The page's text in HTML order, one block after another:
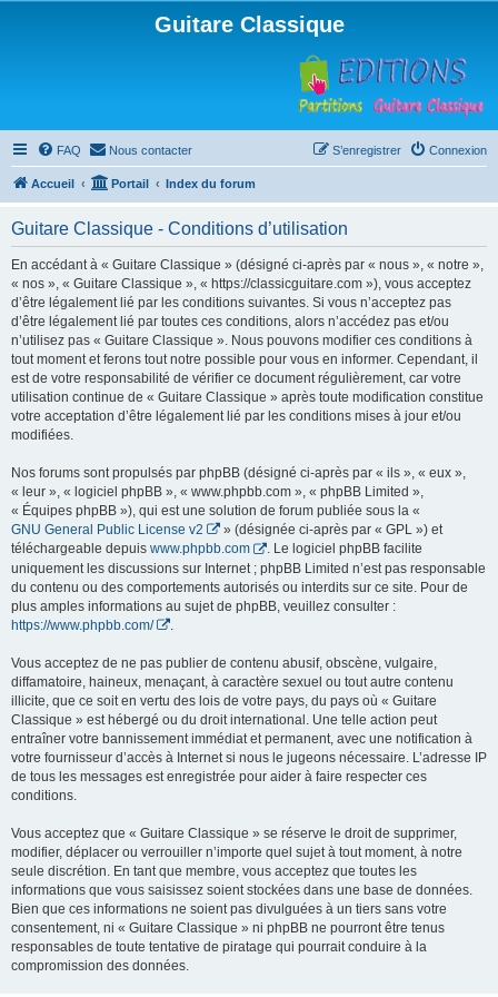
Guitare Classique
FAQ Nous contacter Connexion
S’enregistrer
Accueil Portail Index du forum
Guitare Classique - Conditions d’utilisation
En accédant à « Guitare Classique » (désigné ci-après par « nous », « notre »,
« nos », « Guitare Classique », « https://classicguitare.com »), vous acceptez
d’être légalement lié par les conditions suivantes. Si vous n’acceptez pas
d’être légalement lié par toutes ces conditions, alors n’accédez pas et/ou
n’utilisez pas « Guitare Classique ». Nous pouvons modifier ces conditions à
tout moment et ferons tout notre possible pour vous en informer. Cependant, il
est de votre responsabilité de vérifier ce document régulièrement, car votre
utilisation continue de « Guitare Classique » après toute modification constitue
votre acceptation d’être légalement lié par les conditions mises à jour et/ou
modifiées.
Nos forums sont propulsés par phpBB (désigné ci-après par « ils », « eux »,
« leur », « logiciel phpBB », « www.phpbb.com », « phpBB Limited »,
« Équipes phpBB »), qui est une solution de forum publiée sous la «
GNU General Public License v2
» (désignée ci-après par « GPL ») et
téléchargeable depuis www.phpbb.com
. Le logiciel phpBB facilite
uniquement les discussions sur Internet ; phpBB Limited n’est pas responsable
du contenu ou des comportements autorisés ou interdits sur ce site. Pour de
plus amples informations au sujet de phpBB, veuillez consulter :
https://www.phpbb.com/
Vous acceptez de ne pas publier de contenu abusif, obscène, vulgaire,
diffamatoire, haineux, menaçant, à caractère sexuel ou tout autre contenu
illicite, que ce soit en vertu des lois de votre pays, du pays où « Guitare
Classique » est hébergé ou du droit international. Une telle action peut
entraîner votre bannissement immédiat et permanent, avec une notification à
votre fournisseur d’accès à Internet si nous le jugeons nécessaire. L’adresse IP
de tous les messages est enregistrée pour aider à faire respecter ces
conditions.
Vous acceptez que « Guitare Classique » se réserve le droit de supprimer,
modifier, déplacer ou verrouiller n’importe quel sujet à tout moment, à notre
seule discrétion. En tant que membre, vous acceptez que toutes les
informations que vous saisissez soient stockées dans une base de données.
Bien que ces informations ne soient pas divulguées à un tiers sans votre
consentement, ni « Guitare Classique » ni phpBB ne pourront être tenus
responsables de toute tentative de piratage qui pourrait conduire à la
compromission des données.